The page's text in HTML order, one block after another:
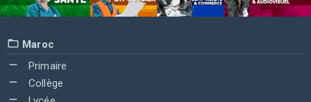
Maroc
Primaire
Collège